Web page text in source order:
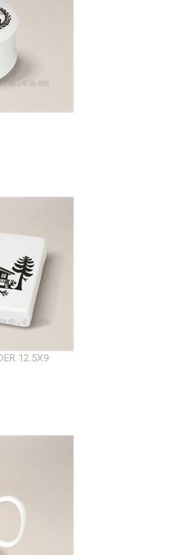
12.5X9